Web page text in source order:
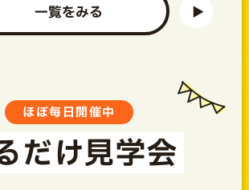
一覧をみる
ほぼ毎日開催中
だけ見学会